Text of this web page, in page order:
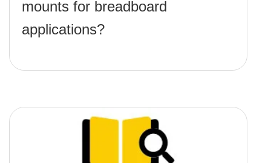
mounts for breadboard
applications?